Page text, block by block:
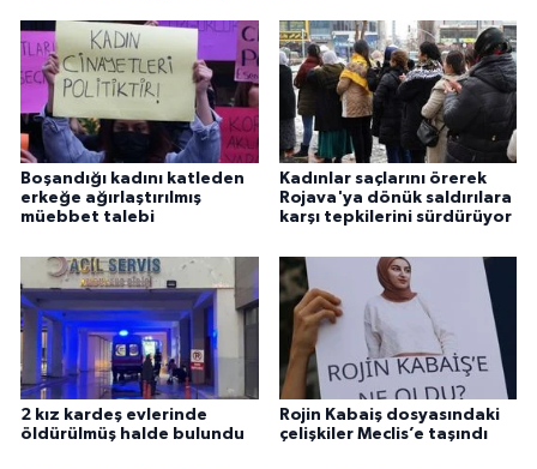
Boşandığı kadını katleden
erkeğe ağırlaştırılmış
müebbet talebi
Kadınlar saçlarını örerek
Rojava'ya dönük saldırılara
karşı tepkilerini sürdürüyor
2 kız kardeş evlerinde
öldürülmüş halde bulundu
Rojin Kabaiş dosyasındaki
çelişkiler Meclis’e taşındı